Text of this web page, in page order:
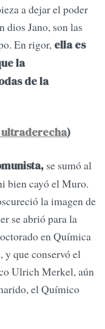
a dejar el poder
dios Jano, son las
En rigor, ella es
la
de la
)
se sumó al
bien cayó el Muro.
la imagen de
se abrió para la
en Química
y que conservó el
Ulrich Merkel, aún
el Químico